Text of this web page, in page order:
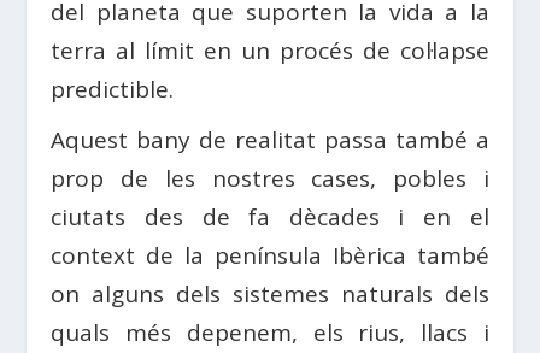
del planeta que suporten la vida a la
terra al límit en un procés de col·lapse
predictible.
Aquest bany de realitat passa també a
prop de les nostres cases, pobles i
ciutats des de fa dècades i en el
context de la península Ibèrica també
on alguns dels sistemes naturals dels
quals més depenem, els rius, llacs i